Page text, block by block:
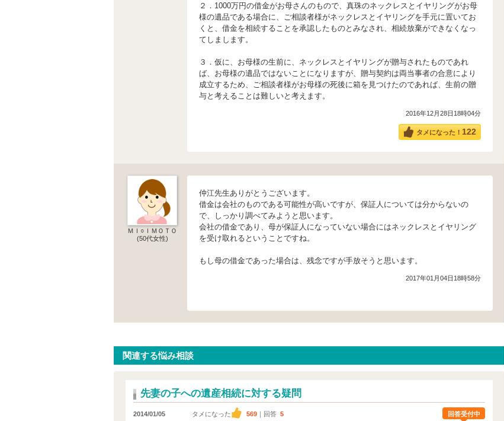
２．1000万円の借金がお母さんのもので、真珠のネックレスとイヤリングがお母
様の遺品である場合に、ご相談者様がネックレスとイヤリングを手元に置いてお
くと、借金を相続することを承認したものとみなされ、相続放棄ができなくなっ
てしまします。
３．仮に、お母様の生前に、ネックレスとイヤリングが贈与されたものであれ
ば、お母様の遺品ではないことになりますが、贈与契約は両当事者の合意により
成立するため、ご相談者様がお母様の死後に箱を見つけたのであれば、生前の贈
与と考えることは難しいと考えます。
2016年12月28日18時04分
タメになった！ 122
ＭＩ○ＩＭＯＴＯ
(50代女性)
仲江先生ありがとうございます。
借金は会社のものである可能性が高いですが、保証人については分からないの
で、しっかり調べてみようと思います。
会社の借金であり、母が保証人になっていない場合にはネックレスとイヤリング
を受け取れるということですね。
もし母の借金であった場合は、残念ですが手放そうと思います。
2017年01月04日18時58分
関連する悩み相談
先妻の子への遺産相続に対する疑問
2014/01/05 タメになった 569 ｜回答 5 回答受付中